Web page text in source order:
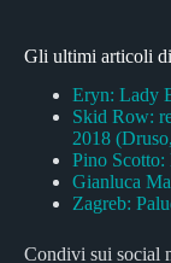
Gli ultimi articoli
Eryn: Lady
Skid Row:
2018
Pino
Gianluca
Zagreb:
Condivi sui social